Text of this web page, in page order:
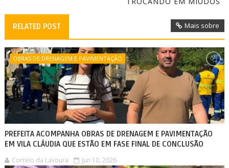
RELATED POST Mais sobre
OBRAS DE DRENAGEM E PAVIMENTAÇÃO
PREFEITA ACOMPANHA OBRAS DE DRENAGEM E PAVIMENTAÇÃO
EM VILA CLÁUDIA QUE ESTÃO EM FASE FINAL DE CONCLUSÃO
Correio da Lavoura Jun 10, 2026